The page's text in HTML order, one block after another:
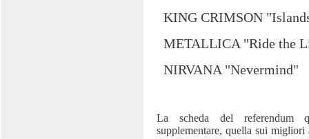
KING CRIMSON
METALLICA "Ride the
NIRVANA "Nevermind"
La scheda del referendum
supplementare, quella sui